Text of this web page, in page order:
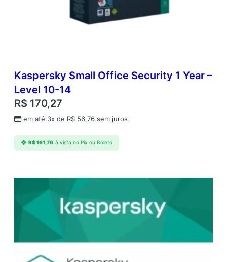
Kaspersky Small Office Security 1 Year –
Level 10-14
R$ 170,27
em até 3x de R$ 56,76 sem juros
R$161,76 à vista no Pix ou Boleto